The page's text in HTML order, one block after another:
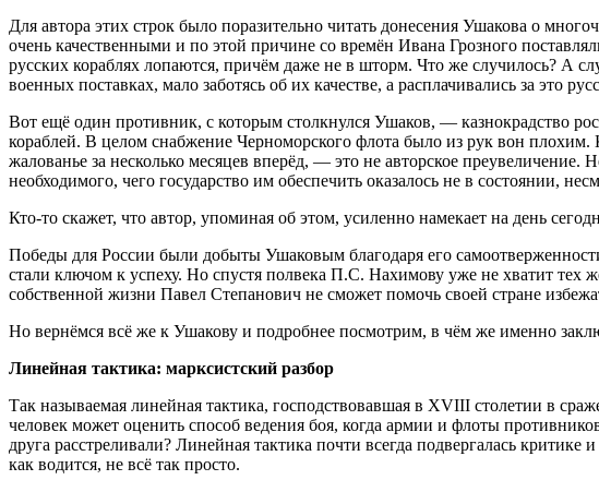
Для автора этих строк было поразительно читать донесения Ушакова о
очень качественными и по этой причине со времён Ивана Грозного
русских кораблях лопаются, причём даже не в шторм. Что же случилось? А
военных поставках, мало заботясь об их качестве, а расплачивались за это
Вот ещё один противник, с которым столкнулся Ушаков, — казнокрадство
кораблей. В целом снабжение Черноморского флота было из рук вон
жалованье за несколько месяцев вперёд, — это не авторское
необходимого, чего государство им обеспечить оказалось не в состоянии,
Кто-то скажет, что автор, упоминая об этом, усиленно намекает на день
Победы для России были добыты Ушаковым благодаря его
стали ключом к успеху. Но спустя полвека П.С. Нахимову уже не хватит тех
собственной жизни Павел Степанович не сможет помочь своей стране
Но вернёмся всё же к Ушакову и подробнее посмотрим, в чём же именно
Линейная тактика: марксистский разбор
Так называемая линейная тактика, господствовавшая в XVIII столетии в
человек может оценить способ ведения боя, когда армии и флоты
друга расстреливали? Линейная тактика почти всегда подвергалась
как водится, не всё так просто.